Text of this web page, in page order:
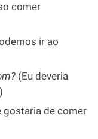
comer
ir ao
(Eu deveria
gostaria de comer